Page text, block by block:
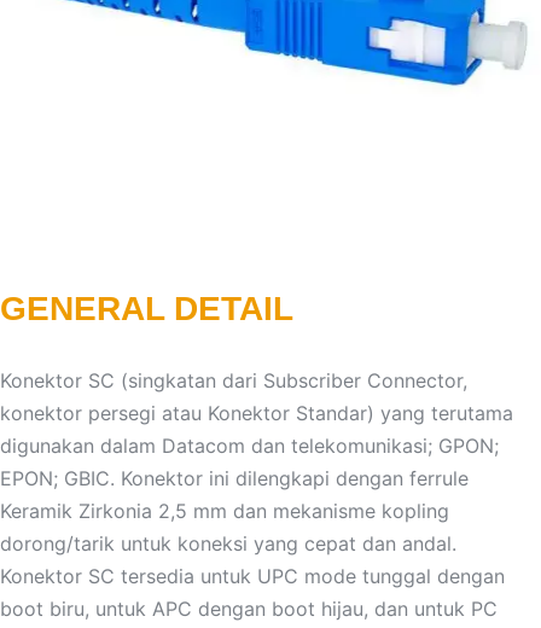
GENERAL DETAIL
Konektor SC (singkatan dari Subscriber Connector,
konektor persegi atau Konektor Standar) yang terutama
digunakan dalam Datacom dan telekomunikasi; GPON;
EPON; GBIC. Konektor ini dilengkapi dengan ferrule
Keramik Zirkonia 2,5 mm dan mekanisme kopling
dorong/tarik untuk koneksi yang cepat dan andal.
Konektor SC tersedia untuk UPC mode tunggal dengan
boot biru, untuk APC dengan boot hijau, dan untuk PC